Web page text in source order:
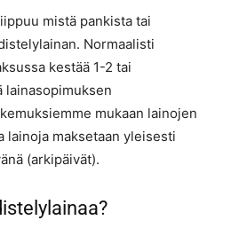
mistä pankista tai
Normaalisti
kestää 1-2 tai
lainasopimuksen
mukaan lainojen
lainoja maksetaan yleisesti
(arkipäivät).